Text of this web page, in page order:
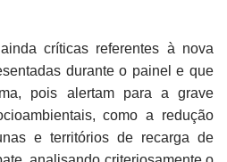
críticas referentes à nova
durante o painel e que
pois alertam para a grave
como a redução
e territórios de recarga de